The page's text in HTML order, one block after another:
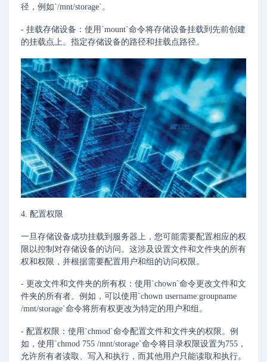
径，例如`/mnt/storage`。
- 挂载存储设备：使用`mount`命令将存储设备挂载到先前创建
的挂载点上。指定存储设备的路径和挂载点路径。
4. 配置权限
一旦存储设备成功挂载到服务器上，您可能需要配置相应的权
限以控制对存储设备的访问。这涉及设置文件和文件夹的所有
权和权限，并根据需要配置用户和组的访问权限。
- 更改文件和文件夹的所有权：使用`chown`命令更改文件和文
件夹的所有者。例如，可以使用`chown username:groupname
/mnt/storage`命令将所有权更改为特定的用户和组。
- 配置权限：使用`chmod`命令配置文件和文件夹的权限。例
如，使用`chmod 755 /mnt/storage`命令将目录权限设置为755，
允许所有者读取、写入和执行，而其他用户只能读取和执行。